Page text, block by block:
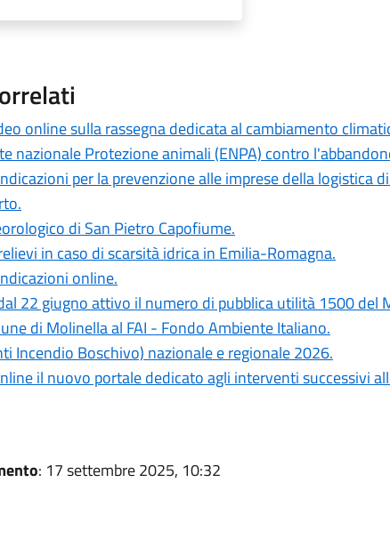
online sulla rassegna dedicata al cambiamento
nazionale Protezione animali (ENPA) contro
per la prevenzione alle imprese della logistica
di San Pietro Capofiume.
in caso di scarsità idrica in Emilia-Romagna.
online.
22 giugno attivo il numero di pubblica utilità 1500 del
di Molinella al FAI - Fondo Ambiente Italiano.
Incendio Boschivo) nazionale e regionale 2026.
il nuovo portale dedicato agli interventi successivi
: 17 settembre 2025, 10:32